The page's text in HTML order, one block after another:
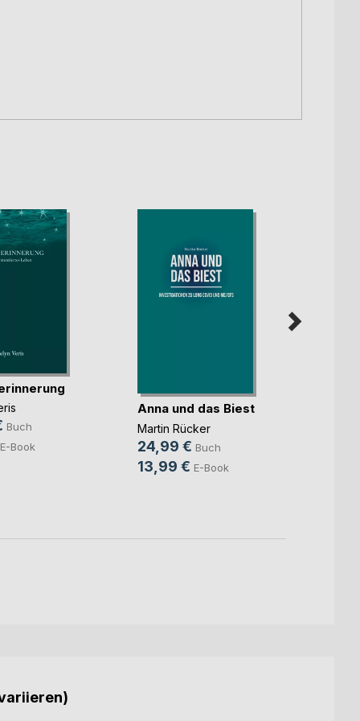
Buch
E-Book
Anna und das Biest
Martin Rücker
24,99 € Buch
13,99 € E-Book